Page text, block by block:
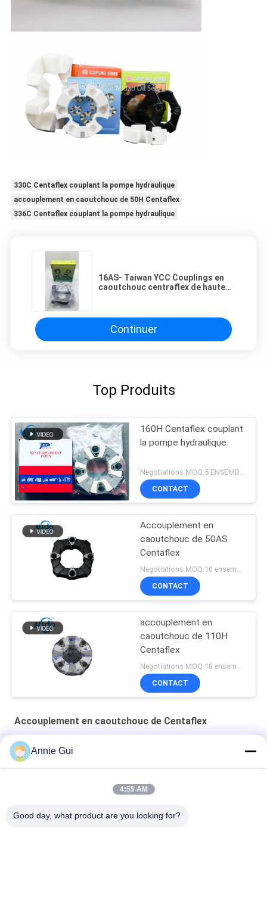
330C Centaflex couplant la pompe hydraulique
accouplement en caoutchouc de 50H Centaflex
336C Centaflex couplant la pompe hydraulique
16AS- Taiwan YCC Couplings en
caoutchouc centraflex de haute
Continuer
Top Produits
160H Centaflex couplant
la pompe hydraulique
Negotiations MOQ:5 ENSEMBLES
CONTACT
Accouplement en
caoutchouc de 50AS
Centaflex
Negotiations MOQ:10 ensembles
CONTACT
accouplement en
caoutchouc de 110H
Centaflex
CONTACT
Accouplement en caoutchouc de Centaflex
3244231 de suite 160H-PU ((A) █████████
110H Couplings en caoutchouc Centaflex PU Pour EX300 350
Annie Gui
4:55 AM
Good day, what product are you looking for?